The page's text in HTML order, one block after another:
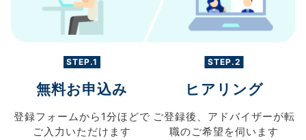
STEP.1
無料お申込み
登録フォームから 1分ほどで
ご入力 いただけます
STEP.2
ヒアリング
ご登録後、 アドバイザーが転
職のご希望を伺います